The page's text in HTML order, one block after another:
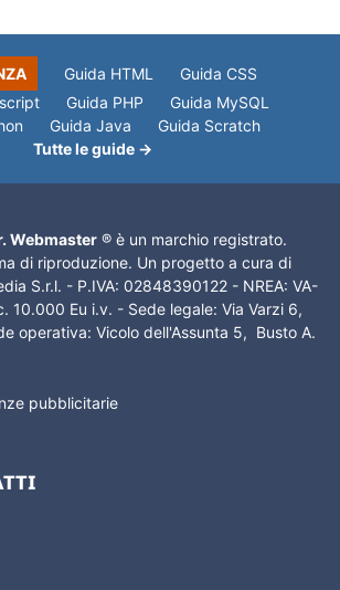
Guida HTML
Guida CSS
Guida PHP
Guida MySQL
Guida Java
Guida Scratch
Tutte le guide →
Webmaster ® è un marchio registrato.
di riproduzione. Un progetto a cura di
S.r.l. - P.IVA: 02848390122 - NREA: VA-
10.000 Eu i.v. - Sede legale: Via Varzi 6,
operativa: Vicolo dell'Assunta 5, Busto A.
pubblicitarie